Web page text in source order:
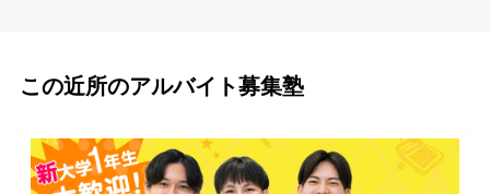
この近所のアルバイト募集塾